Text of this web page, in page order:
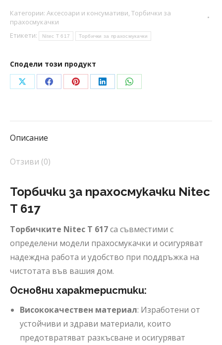
Категории: Аксесоари и консумативи Торбички за
прахосмукачки
Етикети:
Nitec T 617 Торбички за прахосмукачки
Сподели този продукт
Share Share Share Share Share
Описание
Отзиви (0)
Торбички за прахосмукачки Nitec
T 617
Торбичките Nitec T 617са съвместими с
определени модели прахосмукачки и осигуряват
надеждна работа и удобство при поддръжка на
чистотата във вашия дом.
Основни характеристики:
Висококачествен материал: Изработени от
устойчиви и здрави материали, които
предотвратяват разкъсване и осигуряват